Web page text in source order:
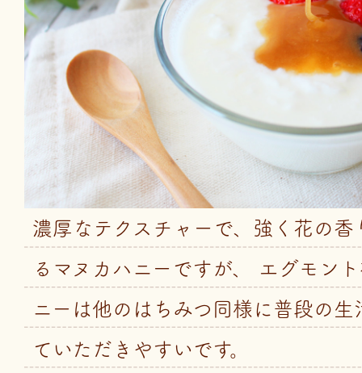
濃厚なテクスチャーで、強く花の香
るマヌカハニーですが、 エグモン
ニーは他のはちみつ同様に普段の生
ていただきやすいです。